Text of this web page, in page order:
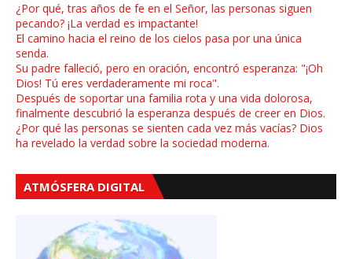
¿Por qué, tras años de fe en el Señor, las personas siguen
pecando? ¡La verdad es impactante!
El camino hacia el reino de los cielos pasa por una única
senda.
Su padre falleció, pero en oración, encontró esperanza: "¡Oh
Dios! Tú eres verdaderamente mi roca".
Después de soportar una familia rota y una vida dolorosa,
finalmente descubrió la esperanza después de creer en Dios.
¿Por qué las personas se sienten cada vez más vacías? Dios
ha revelado la verdad sobre la sociedad moderna.
ATMÓSFERA DIGITAL